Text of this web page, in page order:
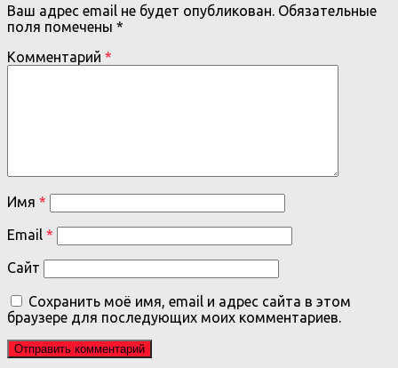
Ваш адрес email не будет опубликован. Обязательные
поля помечены *
Комментарий *
Имя *
Email *
Сайт
Сохранить моё имя, email и адрес сайта в этом
браузере для последующих моих комментариев.